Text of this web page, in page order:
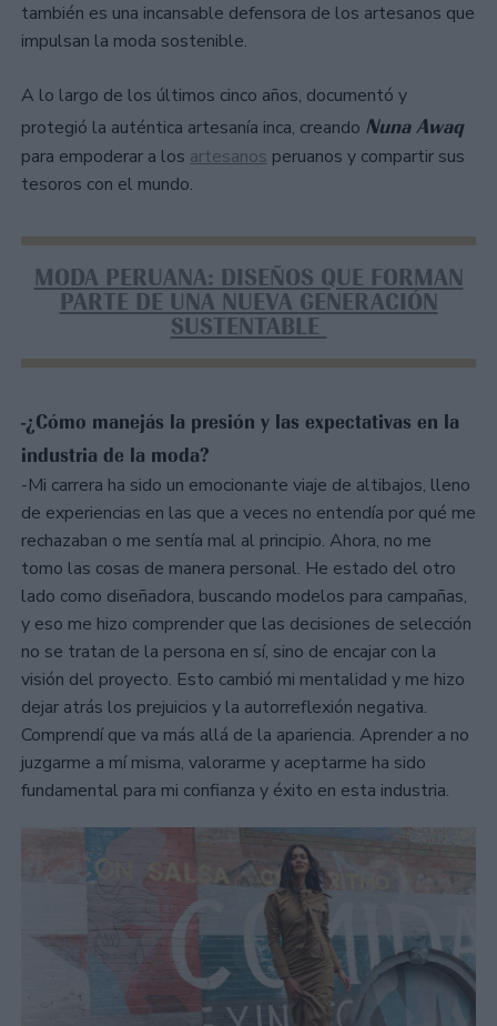
también es una incansable defensora de los artesanos que
impulsan la moda sostenible.
A lo largo de los últimos cinco años, documentó y
protegió la auténtica artesanía inca, creando Nuna Awaq
para empoderar a los artesanos peruanos y compartir sus
tesoros con el mundo.
MODA PERUANA: DISEÑOS QUE FORMAN
PARTE DE UNA NUEVA GENERACIÓN
SUSTENTABLE
-¿Cómo manejás la presión y las expectativas en la
industria de la moda?
-Mi carrera ha sido un emocionante viaje de altibajos, lleno
de experiencias en las que a veces no entendía por qué me
rechazaban o me sentía mal al principio. Ahora, no me
tomo las cosas de manera personal. He estado del otro
lado como diseñadora, buscando modelos para campañas,
y eso me hizo comprender que las decisiones de selección
no se tratan de la persona en sí, sino de encajar con la
visión del proyecto. Esto cambió mi mentalidad y me hizo
dejar atrás los prejuicios y la autorreflexión negativa.
Comprendí que va más allá de la apariencia. Aprender a no
juzgarme a mí misma, valorarme y aceptarme ha sido
fundamental para mi confianza y éxito en esta industria.